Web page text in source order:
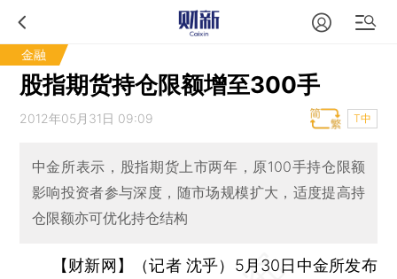
金融
股指期货持仓限额增至300手
2012年05月31日 09:09 T中
中金所表示，股指期货上市两年，原100手持仓限额
影响投资者参与深度，随市场规模扩大，适度提高持
仓限额亦可优化持仓结构
【财新网】（记者 沈乎） 5月30日中金所发布